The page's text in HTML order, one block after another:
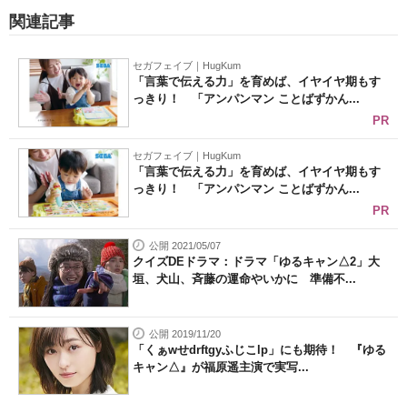
関連記事
セガフェイブ｜HugKum
「言葉で伝える力」を育めば、イヤイヤ期もす
っきり！ 「アンパンマン ことばずかん...
PR
セガフェイブ｜HugKum
「言葉で伝える力」を育めば、イヤイヤ期もす
っきり！ 「アンパンマン ことばずかん...
PR
公開 2021/05/07
クイズDEドラマ：ドラマ「ゆるキャン△2」大
垣、犬山、斉藤の運命やいかに 準備不...
公開 2019/11/20
「くぁwせdrftgyふじこlp」にも期待！ 『ゆる
キャン△』が福原遥主演で実写...